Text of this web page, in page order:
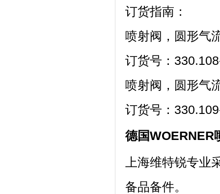
订货指南：
喷射阀，圆形气
订货号：
喷射阀，圆形气
订货号：
德国WOERNER
上海维特锐专
备品备件。